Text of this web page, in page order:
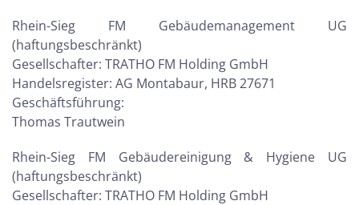
Rhein-Sieg FM Gebäudemanagement UG
(haftungsbeschränkt)
Gesellschafter: TRATHO FM Holding GmbH
Handelsregister: AG Montabaur, HRB 27671
Geschäftsführung:
Thomas Trautwein
Rhein-Sieg FM Gebäudereinigung & Hygiene UG
(haftungsbeschränkt)
Gesellschafter: TRATHO FM Holding GmbH